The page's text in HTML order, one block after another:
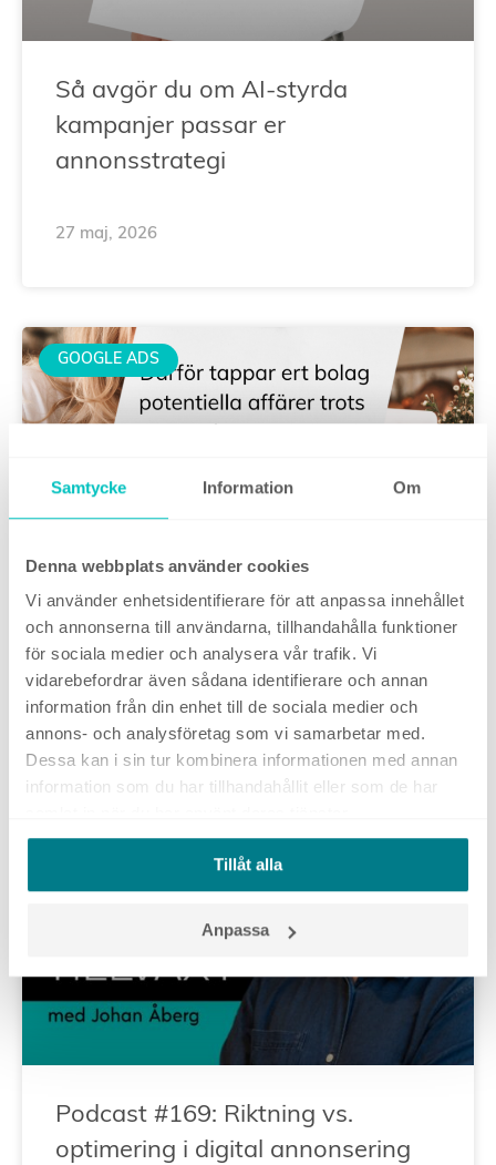
Samtycke Information Om
Denna webbplats använder cookies
Vi använder enhetsidentifierare för att anpassa innehållet
och annonserna till användarna, tillhandahålla funktioner
för sociala medier och analysera vår trafik. Vi
vidarebefordrar även sådana identifierare och annan
information från din enhet till de sociala medier och
annons- och analysföretag som vi samarbetar med.
Dessa kan i sin tur kombinera informationen med annan
information som du har tillhandahållit eller som de har
Tillåt alla
Anpassa
Så avgör du om AI-styrda
kampanjer passar er
annonsstrategi
27 maj, 2026
GOOGLE ADS
Därför tappar ditt bolag
potentiella affärer trots att ni
annonserar i Google Ads
Podcast #169: Riktning vs.
optimering i digital annonsering